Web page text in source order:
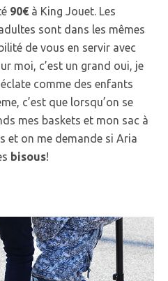
90€ à King Jouet. Les
sont dans les mêmes
de vous en servir avec
moi, c’est un grand oui, je
comme des enfants
c’est que lorsqu’on se
mes baskets et mon sac à
et on me demande si Aria
bisous!